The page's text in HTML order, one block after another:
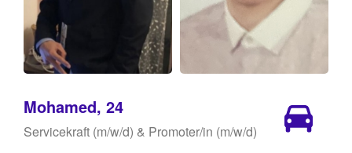
Mohamed, 24
Servicekraft (m/w/d) & Promoter/in (m/w/d)